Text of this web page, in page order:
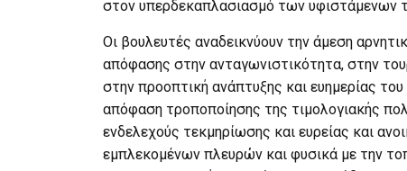
στον υπερδεκαπλασιασμό των υφιστάμενων
Οι βουλευτές αναδεικνύουν την άμεση
απόφασης στην ανταγωνιστικότητα, στην
στην προοπτική ανάπτυξης και ευημερίας
απόφαση τροποποίησης της τιμολογιακής
ενδελεχούς τεκμηρίωσης και ευρείας και
εμπλεκομένων πλευρών και φυσικά με την